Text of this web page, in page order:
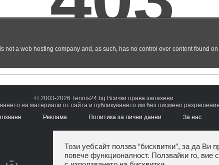
© 2003-2026 Tennis24.bg Всички права запазени.
на материали от сайта и публикуването им без писмено
Реклама Политика за лични данни За нас
Този уебсайт ползва “бисквитки”, за да Ви
повече функционалност. Ползвайки го, вие